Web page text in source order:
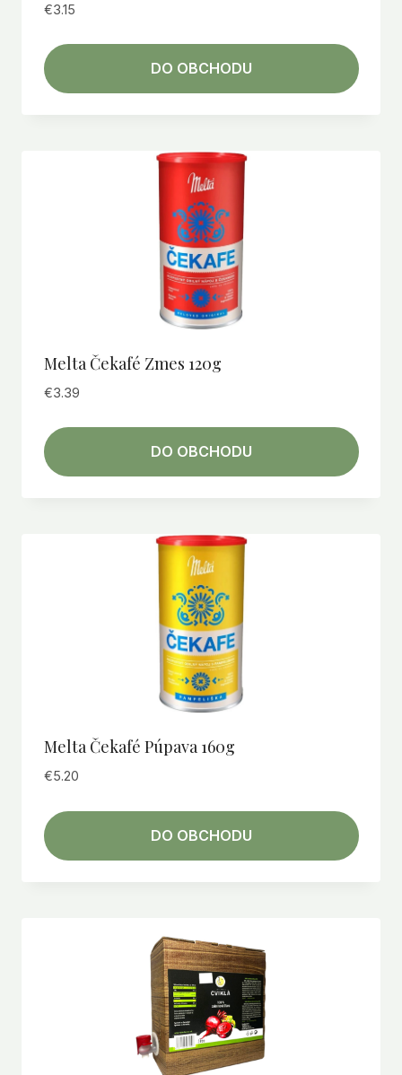
€3.15
DO OBCHODU
Melta Čekafé Zmes 120g
€3.39
DO OBCHODU
Melta Čekafé Púpava 160g
€5.20
DO OBCHODU